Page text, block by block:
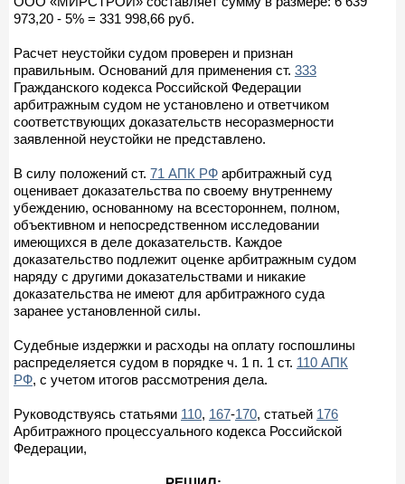
973,20 - 5% = 331 998,66 руб.
Расчет неустойки судом проверен и признан
правильным. Оснований для применения ст. 333
Гражданского кодекса Российской Федерации
арбитражным судом не установлено и ответчиком
соответствующих доказательств несоразмерности
заявленной неустойки не представлено.
В силу положений ст. 71 АПК РФ арбитражный суд
оценивает доказательства по своему внутреннему
убеждению, основанному на всестороннем, полном,
объективном и непосредственном исследовании
имеющихся в деле доказательств. Каждое
доказательство подлежит оценке арбитражным судом
наряду с другими доказательствами и никакие
доказательства не имеют для арбитражного суда
заранее установленной силы.
Судебные издержки и расходы на оплату госпошлины
распределяется судом в порядке ч. 1 п. 1 ст. 110 АПК
РФ, с учетом итогов рассмотрения дела.
Руководствуясь статьями 110, 167-170, статьей 176
Арбитражного процессуального кодекса Российской
Федерации,